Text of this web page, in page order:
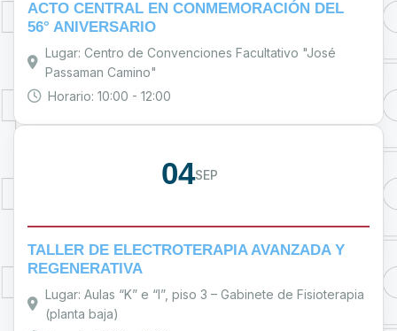
ACTO CENTRAL EN CONMEMORACIÓN DEL
56° ANIVERSARIO
Lugar: Centro de Convenciones Facultativo "José
Passaman Camino"
Horario: 10:00 - 12:00
04SEP
TALLER DE ELECTROTERAPIA AVANZADA Y
REGENERATIVA
Lugar: Aulas “K” e “I”, piso 3 – Gabinete de Fisioterapia
(planta baja)